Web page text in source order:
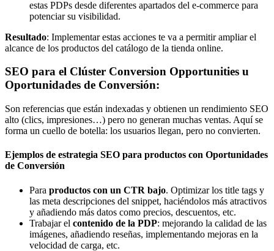
estas PDPs desde diferentes apartados del e-commerce para
potenciar su visibilidad.
Resultado: Implementar estas acciones te va a permitir ampliar el
alcance de los productos del catálogo de la tienda online.
SEO para el Clúster Conversion Opportunities u
Oportunidades de Conversión:
Son referencias que están indexadas y obtienen un rendimiento SEO
alto (clics, impresiones…) pero no generan muchas ventas. Aquí se
forma un cuello de botella: los usuarios llegan, pero no convierten.
Ejemplos de estrategia SEO para productos con Oportunidades
de Conversión
Para productos con un CTR bajo. Optimizar los title tags y
las meta descripciones del snippet, haciéndolos más atractivos
y añadiendo más datos como precios, descuentos, etc.
Trabajar el contenido de la PDP: mejorando la calidad de las
imágenes, añadiendo reseñas, implementando mejoras en la
velocidad de carga, etc.